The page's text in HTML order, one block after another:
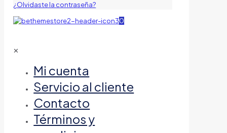
¿Olvidaste la contraseña?
0
✕
Mi cuenta
Servicio al cliente
Contacto
Términos y